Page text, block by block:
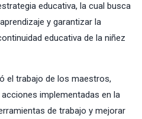
educativa, la cual busca
y garantizar la
educativa de la niñez
el trabajo de los maestros,
implementadas en la
de trabajo y mejorar